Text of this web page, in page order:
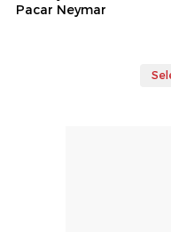
Pacar Neymar